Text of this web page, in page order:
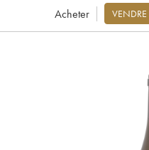
Acheter VENDRE